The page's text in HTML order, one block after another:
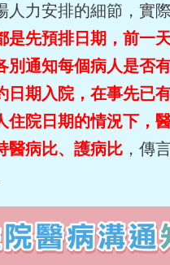
人力安排的細節，實
是先預排日期，前一
別通知每個病人是否
日期入院，在事先已
住院日期的情況下，
醫病比、護病比 ，傳